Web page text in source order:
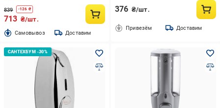
839 -126 ₴
713 ₴/шт.
Cамовывоз Доставим
376 ₴/шт.
Привезём Доставим